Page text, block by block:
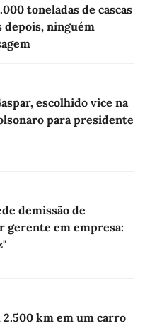
toneladas de cascas
depois, ninguém
escolhido vice na
para presidente
demissão de
gerente em empresa:
km em um carro